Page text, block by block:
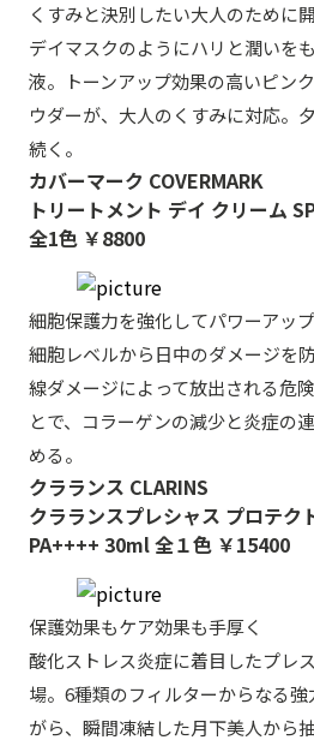
くすみと決別したい大人のために
デイマスクのようにハリと潤いを
液。トーンアップ効果の高いピン
ウダーが、大人のくすみに対応。
続く。
カバーマーク COVERMARK
トリートメント デイ クリーム
全1色 ￥8800
細胞保護力を強化してパワーアップ
細胞レベルから日中のダメージを
線ダメージによって放出される危
とで、コラーゲンの減少と炎症の
める。
クラランス CLARINS
クラランスプレシャス プロテク
PA++++ 30ml 全１色 ￥15400
保護効果もケア効果も手厚く
酸化ストレス炎症に着目したプレ
場。6種類のフィルターからなる
がら、瞬間凍結した月下美人から